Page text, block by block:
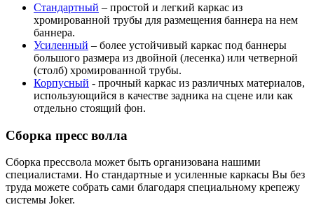
Стандартный – простой и легкий каркас из
хромированной трубы для размещения баннера на нем
баннера.
Усиленный – более устойчивый каркас под баннеры
большого размера из двойной (лесенка) или четверной
(столб) хромированной трубы.
Корпусный - прочный каркас из различных материалов,
использующийся в качестве задника на сцене или как
отдельно стоящий фон.
Сборка пресс волла
Сборка прессвола может быть организована нашими
специалистами. Но стандартные и усиленные каркасы Вы без
труда можете собрать сами благодаря специальному крепежу
системы Joker.